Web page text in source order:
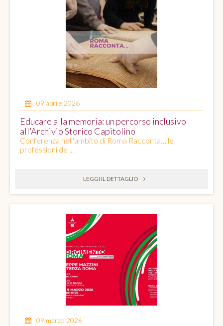
09 aprile 2026
Educare alla memoria: un percorso inclusivo
all'Archivio Storico Capitolino
Conferenza nell'ambito di Roma Racconta… le
professioni de ...
LEGGI IL DETTAGLIO
09 marzo 2026